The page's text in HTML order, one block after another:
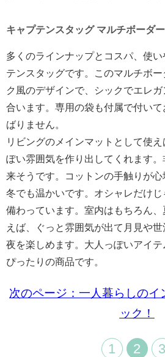
キャプテンスタッグ マルチボーダ
多くのラインナップとコスパ、使
テンスタッグです。このマルチボ
ク風のデザインで、シックでエレ
合います。専用の袋も付属で付い
ばりません。
リビングのメインマットとして使
ぽい雰囲気を作り出してくれます
来そうです。コットンの手触りが
冬でも温かいです。オシャレだけ
備わっています。室内はもちろん
えば、ぐっと雰囲気が出て月見や
夜を楽しめます。大人っぽいアイ
ぴったりの商品です。
次のページ：一人暮らしのイ
ック！
1 2 3